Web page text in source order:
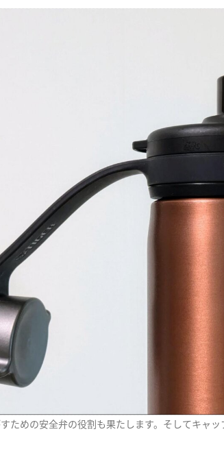
ための安全弁の役割も果たします。そしてキャ